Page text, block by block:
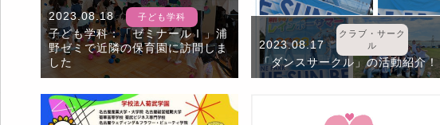
2023.08.18 子ども学科
子ども学科：「ゼミナールⅠ」浦
野ゼミで近隣の保育園に訪問しま
した
2023.08.17
クラブ・サーク
ル
「ダンスサークル」の活動紹介！